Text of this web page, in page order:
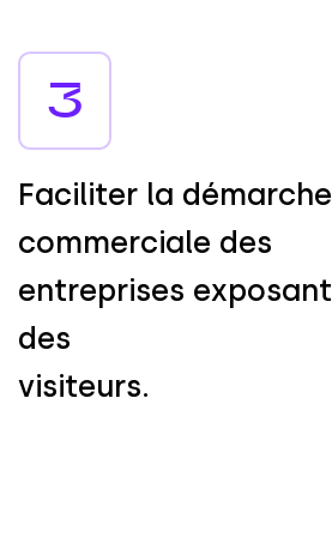
3
Faciliter la démarche
commerciale des
entreprises exposant
des
visiteurs.